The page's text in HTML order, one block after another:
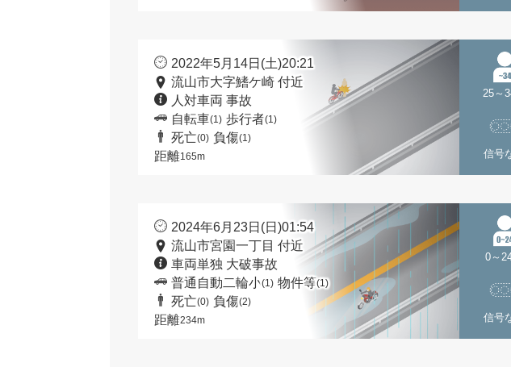
2022年5月14日(土)20:21
流山市大字鰭ケ崎 付近
人対車両 事故
自転車(1) 歩行者(1)
死亡(0) 負傷(1)
距離165m
25～
信号
2024年6月23日(日)01:54
流山市宮園一丁目 付近
車両単独 大破事故
普通自動二輪小(1) 物件等(1)
死亡(0) 負傷(2)
距離234m
0～
信号